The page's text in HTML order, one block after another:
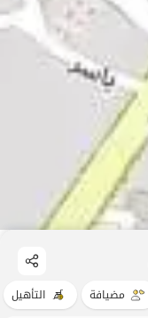
مضيافة التأهيل